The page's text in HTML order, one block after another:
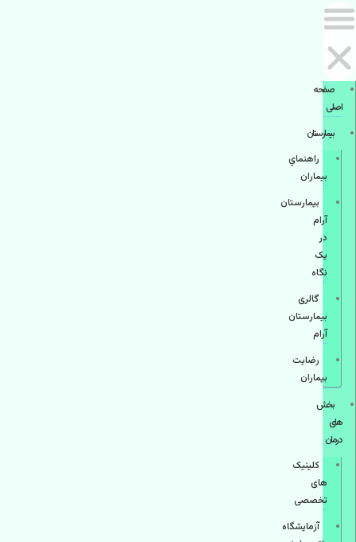
صفحه
اصلی
بيمارستان
راهنماي
بیماران
بیمارستان
آرام
در
یک
نگاه
گالری
بیمارستان
آرام
رضایت
بیماران
بخش
های
درمان
کلینیک
های
تخصصی
آزمایشگاه